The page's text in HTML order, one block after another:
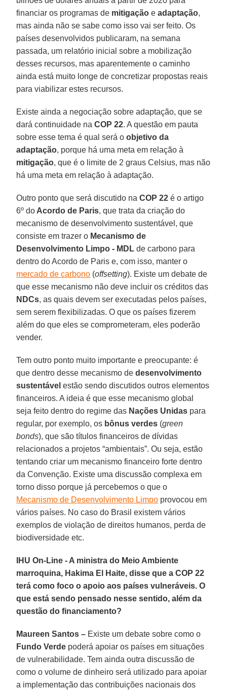
financiar os programas de mitigação eadaptação,
mas ainda não se sabe como isso vai ser feito. Os
países desenvolvidos publicaram, na semana
passada, um relatório inicial sobre a mobilização
desses recursos, mas aparentemente o caminho
ainda está muito longe de concretizar propostas reais
para viabilizar estes recursos.
Existe ainda a negociação sobre adaptação, que se
dará continuidade naCOP 22. A questão em pauta
sobre esse tema é qual será oobjetivo da
adaptação, porque há uma meta em relação à
mitigação, que é o limite de 2 graus Celsius, mas não
há uma meta em relação à adaptação.
Outro ponto que será discutido naCOP 22 é o artigo
6º do Acordo de Paris, que trata da criação do
mecanismo de desenvolvimento sustentável, que
consiste em trazer o Mecanismo de
Desenvolvimento Limpo - MDL de carbono para
dentro do Acordo de Paris e, com isso, manter o
mercado de carbono (offsetting). Existe um debate de
que esse mecanismo não deve incluir os créditos das
NDCs, as quais devem ser executadas pelos países,
sem serem flexibilizadas. O que os países fizerem
além do que eles se comprometeram, eles poderão
vender.
Tem outro ponto muito importante e preocupante: é
que dentro desse mecanismo dedesenvolvimento
sustentável estão sendo discutidos outros elementos
financeiros. A ideia é que esse mecanismo global
seja feito dentro do regime das Nações Unidas para
regular, por exemplo, os bônus verdes (green
bonds), que são títulos financeiros de dívidas
relacionados a projetos “ambientais”. Ou seja, estão
tentando criar um mecanismo financeiro forte dentro
da Convenção. Existe uma discussão complexa em
torno disso porque já percebemos o que o
Mecanismo de Desenvolvimento Limpo provocou em
vários países. No caso do Brasil existem vários
exemplos de violação de direitos humanos, perda de
biodiversidade etc.
IHU On-Line - A ministra do Meio Ambiente
marroquina, Hakima El Haite, disse que a COP 22
terá como foco o apoio aos países vulneráveis. O
que está sendo pensado nesse sentido, além da
questão do financiamento?
Maureen Santos – Existe um debate sobre como o
Fundo Verde poderá apoiar os países em situações
de vulnerabilidade. Tem ainda outra discussão de
como o volume de dinheiro será utilizado para apoiar
a implementação das contribuições nacionais dos